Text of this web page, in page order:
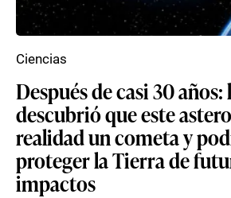
Después de casi 30 años:
descubrió que este
realidad un cometa y
proteger la Tierra de
impactos
Ciencias